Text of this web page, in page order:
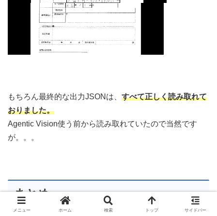
もちろん最終的な出力JSONは、 すべて正しく読み取れて
おりました。
Agentic Vision使う前から読み取れていたので当然です
が。。。
まとめ
メニュー ホーム 検索 トップ サイドバー